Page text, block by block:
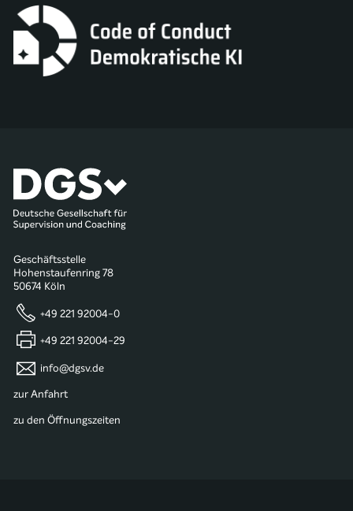
Geschäftsstelle
Hohenstaufenring 78
50674 Köln
+49 221 92004-0
+49 221 92004-29
info@dgsv.de
zur Anfahrt
zu den Öffnungszeiten